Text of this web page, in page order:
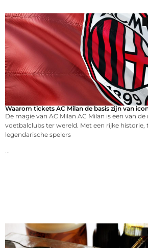
Waarom tickets AC Milan de basis zijn van
De magie van AC Milan AC Milan is een van
voetbalclubs ter wereld. Met een rijke historie,
legendarische spelers
...